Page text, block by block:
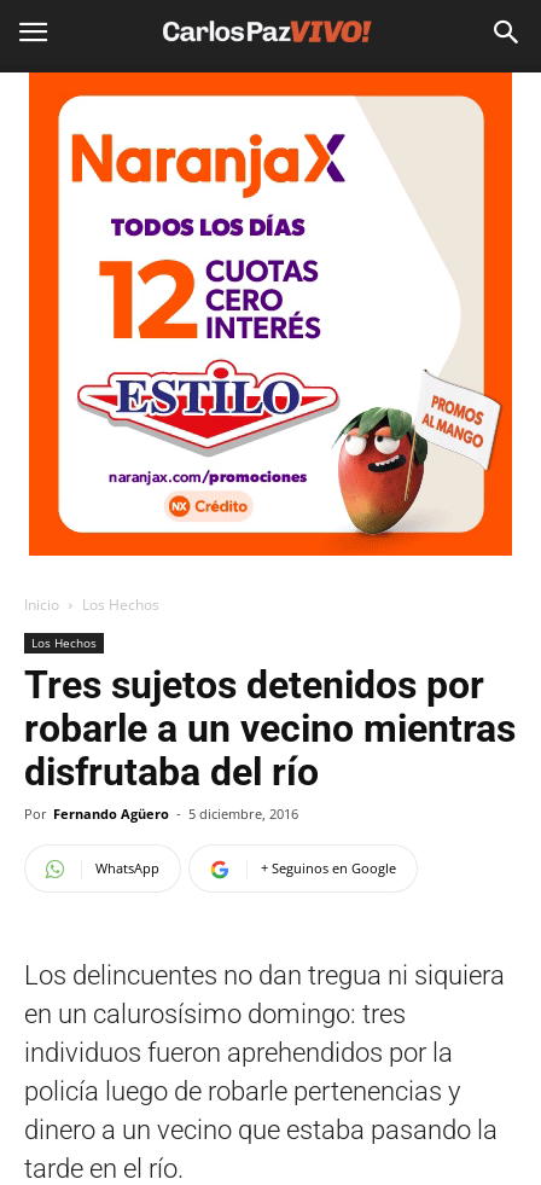
Inicio Los Hechos
Los Hechos
Tres sujetos detenidos por
robarle a un vecino mientras
disfrutaba del río
Por Fernando Agüero - 5 diciembre, 2016
WhatsApp + Seguinos en Google
Los delincuentes no dan tregua ni siquiera
en un calurosísimo domingo: tres
individuos fueron aprehendidos por la
policía luego de robarle pertenencias y
dinero a un vecino que estaba pasando la
tarde en el río.